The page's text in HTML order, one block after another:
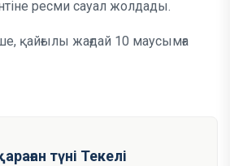
ресми сауал жолдады.
қайғылы жағдай 10 маусымға
түні Текелі